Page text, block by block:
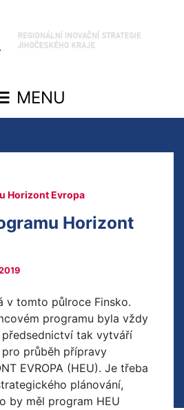
Horizont Evropa
Horizont
v tomto půlroce Finsko.
programu byla vždy
tak vytváří
průběh přípravy
EVROPA (HEU). Je třeba
plánování,
by měl program HEU